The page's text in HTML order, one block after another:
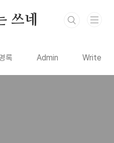
쓰네
록 Admin Write